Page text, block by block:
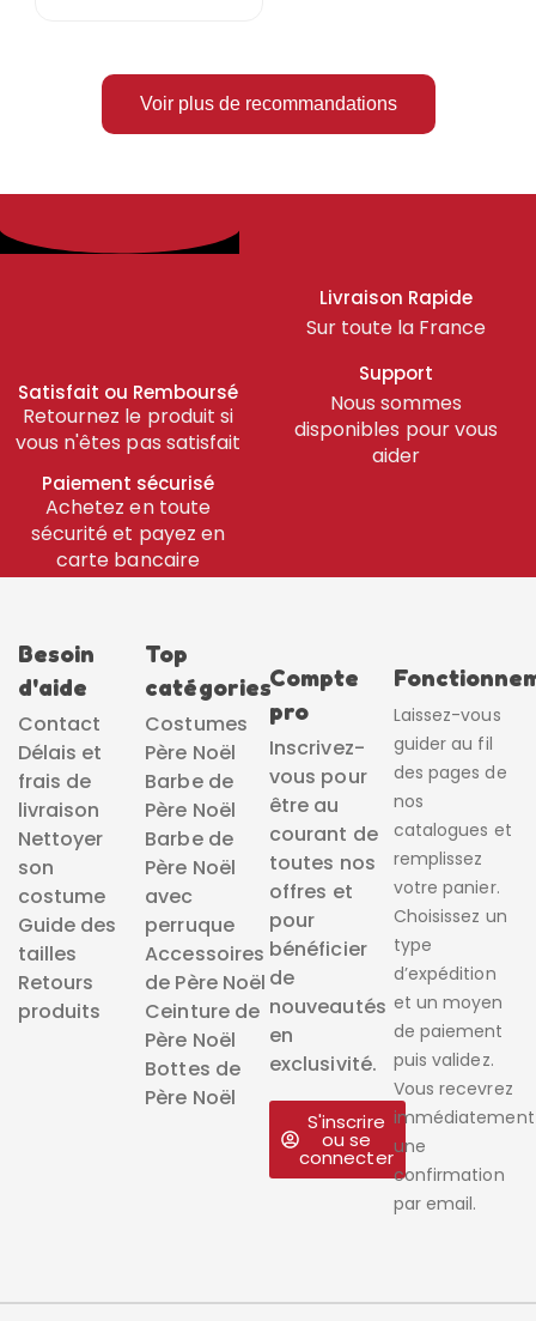
Voir plus de recommandations
Livraison Rapide
Sur toute la France
Satisfait ou Remboursé
Retournez le produit si
vous n'êtes pas satisfait
Support
Nous sommes
disponibles pour vous
aider
Paiement sécurisé
Achetez en toute
sécurité et payez en
carte bancaire
Besoin
d'aide
Contact
Délais et
frais de
livraison
Nettoyer
son
costume
Guide des
tailles
Retours
produits
Top
catégories
Costumes
Père Noël
Barbe de
Père Noël
Barbe de
Père Noël
avec
perruque
Accessoires
de Père Noël
Ceinture de
Père Noël
Bottes de
Père Noël
Compte
pro
Inscrivez-
vous pour
être au
courant de
toutes nos
offres et
pour
bénéficier
de
nouveautés
en
exclusivité.
S'inscrire
ou se
connecter
Laissez-vous
guider au fil
des pages de
nos
catalogues et
remplissez
votre panier.
Choisissez un
type
d’expédition
et un moyen
de paiement
puis validez.
Vous recevrez
immédiatement
une
confirmation
par email.